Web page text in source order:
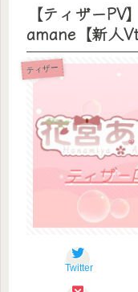
【ティザー
amane【新人
ティザー
Twitter